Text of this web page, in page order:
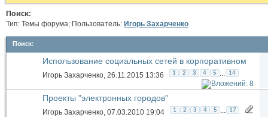
Поиск:
Тип: Темы форума; Пользователь: Игорь Захарченко
Поиск:
Использование социальных сетей в корпоративном
управлении
Игорь Захарченко, 26.11.2015 13:36 1 2 3 4 5 ... 14
Проекты "электронных городов"
Игорь Захарченко, 07.03.2010 19:04 1 2 3 4 5 ... 17